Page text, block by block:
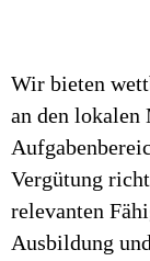
Wir bieten
an den lokalen
Vergütung
relevanten
Ausbildung